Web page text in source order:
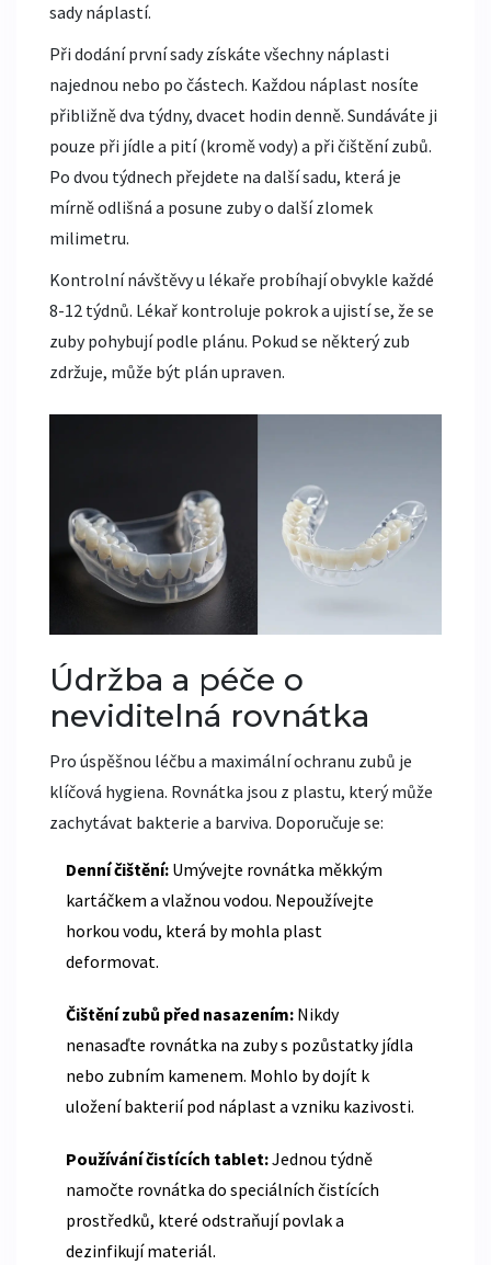
sady náplastí.
Při dodání první sady získáte všechny náplasti
najednou nebo po částech. Každou náplast nosíte
přibližně dva týdny, dvacet hodin denně. Sundáváte ji
pouze při jídle a pití (kromě vody) a při čištění zubů.
Po dvou týdnech přejdete na další sadu, která je
mírně odlišná a posune zuby o další zlomek
milimetru.
Kontrolní návštěvy u lékaře probíhají obvykle každé
8-12 týdnů. Lékař kontroluje pokrok a ujistí se, že se
zuby pohybují podle plánu. Pokud se některý zub
zdržuje, může být plán upraven.
Údržba a péče o
neviditelná rovnátka
Pro úspěšnou léčbu a maximální ochranu zubů je
klíčová hygiena. Rovnátka jsou z plastu, který může
zachytávat bakterie a barviva. Doporučuje se:
Denní čištění: Umývejte rovnátka měkkým
kartáčkem a vlažnou vodou. Nepoužívejte
horkou vodu, která by mohla plast
deformovat.
Čištění zubů před nasazením: Nikdy
nenasaďte rovnátka na zuby s pozůstatky jídla
nebo zubním kamenem. Mohlo by dojít k
uložení bakterií pod náplast a vzniku kazivosti.
Používání čistících tablet:Jednou týdně
namočte rovnátka do speciálních čistících
prostředků, které odstraňují povlak a
dezinfikují materiál.